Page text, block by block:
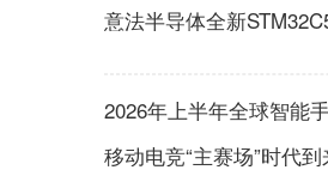
意法半导体全新
2026年上半年全球智能
移动电竞“主赛场”时代